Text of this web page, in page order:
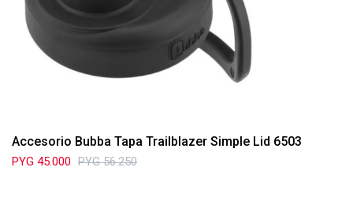
Accesorio Bubba Tapa Trailblazer Simple Lid 6503
PYG 45.000 PYG 56.250